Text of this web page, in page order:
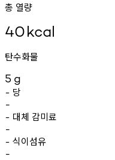
총 열량
40kcal
탄수화물
5 g
- 당
-
- 대체 감미료
-
- 식이섬유
-